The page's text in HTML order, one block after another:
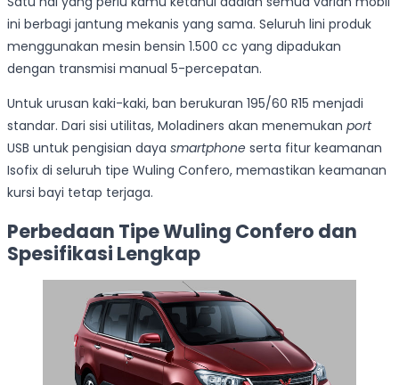
ini berbagi jantung mekanis yang sama. Seluruh lini produk
menggunakan mesin bensin 1.500 cc yang dipadukan
dengan transmisi manual 5-percepatan.
Untuk urusan kaki-kaki, ban berukuran 195/60 R15 menjadi
standar. Dari sisi utilitas, Moladiners akan menemukan port
USB untuk pengisian daya smartphone serta fitur keamanan
Isofix di seluruh tipe Wuling Confero, memastikan keamanan
kursi bayi tetap terjaga.
Perbedaan Tipe Wuling Confero dan
Spesifikasi Lengkap